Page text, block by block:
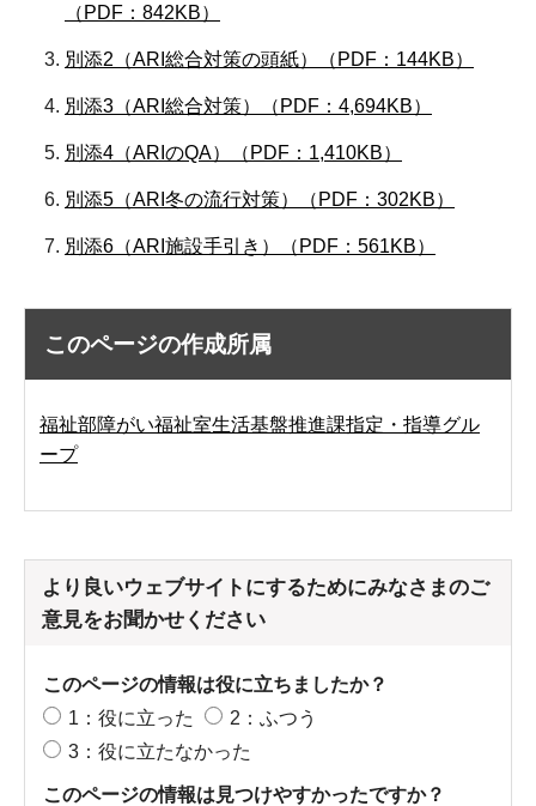
（PDF：842KB）
別添2（ARI総合対策の頭紙）（PDF：144KB）
別添3（ARI総合対策）（PDF：4,694KB）
別添4（ARIのQA）（PDF：1,410KB）
別添5（ARI冬の流行対策）（PDF：302KB）
別添6（ARI施設手引き）（PDF：561KB）
このページの作成所属
福祉部障がい福祉室生活基盤推進課指定・指導グル
ープ
より良いウェブサイトにするためにみなさまのご
意見をお聞かせください
このページの情報は役に立ちましたか？
1：役に立った
2：ふつう
3：役に立たなかった
このページの情報は見つけやすかったですか？